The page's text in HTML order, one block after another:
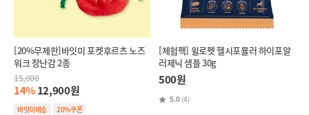
[20%무제한]바잇미 포켓후르츠 노즈
워크 장난감 2종
15,000
14%12,900원
바잇미배송
20%쿠폰
[체험팩] 윌로펫 헬시포뮬러 하이포알
러제닉 샘플 30g
500원
5.0 (4)